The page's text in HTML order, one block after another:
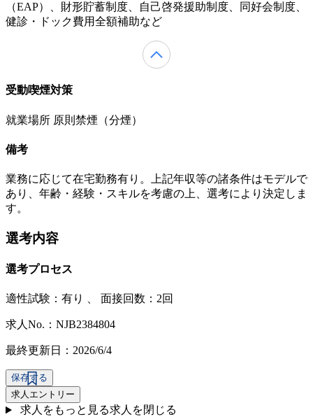
（EAP）、財形貯蓄制度、自己啓発援助制度、同好会制度、
健診・ドック費用全額補助など
受動喫煙対策
就業場所 原則禁煙（分煙）
備考
業務に応じて在宅勤務有り。上記年収等の諸条件はモデルで
あり、年齢・経験・スキルを考慮の上、選考により決定しま
す。
選考内容
選考プロセス
適性試験： 有り 面接回数：2回
求人No.：NJB2384804
最終更新日：2026/6/4
保存する
求人エントリー
求人をもっと見る求人を閉じる